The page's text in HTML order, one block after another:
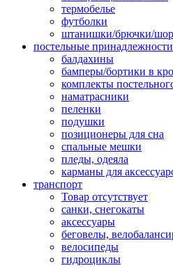
термобелье
футболки
штанишки/брючки/
постельные принадлежности
балдахины
бамперы/бортики в
комплекты
наматрасники
пеленки
подушки
позиционеры для сна
спальные мешки
пледы, одеяла
карманы для
транспорт
Товар отсутствует
санки, снегокаты
аксессуары
беговелы,
велосипеды
гидроциклы